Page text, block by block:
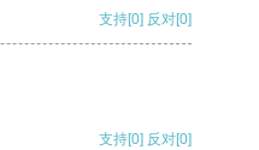
支持[0] 反对[0]
支持[0] 反对[0]